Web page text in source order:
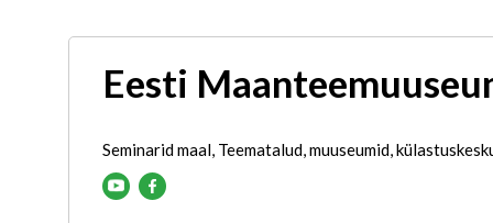
Eesti
Seminarid maal, Teematalud, muuseumid,